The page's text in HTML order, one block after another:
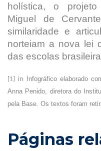
holística, o
Miguel de
similaridade e
norteiam a nova lei
das escolas
[1]
in Infográfico elaborado
Anna Penido, diretora do
pela Base. Os textos foram
Páginas